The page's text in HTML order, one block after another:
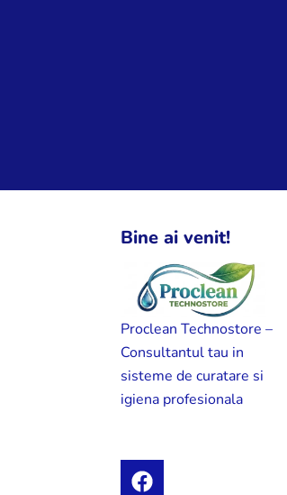
Bine ai venit!
Proclean Technostore –
Consultantul tau in
sisteme de curatare si
igiena profesionala
F